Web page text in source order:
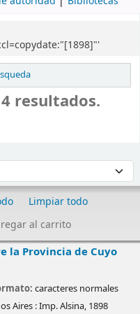
resultados.
Limpiar todo
al carrito
la Provincia de Cuyo
caracteres normales
Aires :Imp. Alsina, 1898